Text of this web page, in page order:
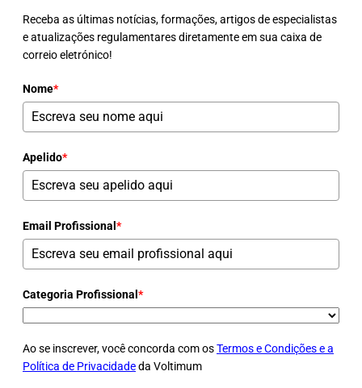
Receba as últimas notícias, formações, artigos de especialistas
e atualizações regulamentares diretamente em sua caixa de
correio eletrónico!
Nome*
Apelido*
Email Profissional *
Categoria Profissional *
Ao se inscrever, você concorda com osTermos e Condições e a
Política de Privacidadeda Voltimum